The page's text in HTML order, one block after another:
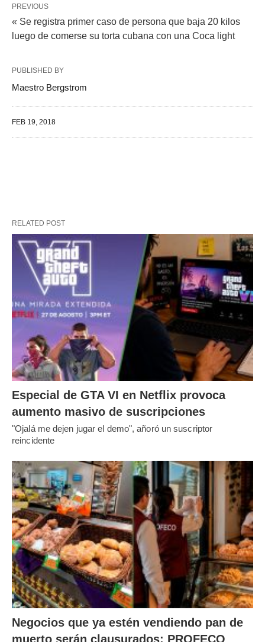
PREVIOUS
« Se registra primer caso de persona que baja 20 kilos
luego de comerse su torta cubana con una Coca light
PUBLISHED BY
Maestro Bergstrom
FEB 19, 2018
RELATED POST
Especial de GTA VI en Netflix provoca
aumento masivo de suscripciones
"Ojalá me dejen jugar el demo", añoró un suscriptor
reincidente
Negocios que ya estén vendiendo pan de
muerto serán clausurados: PROFECO